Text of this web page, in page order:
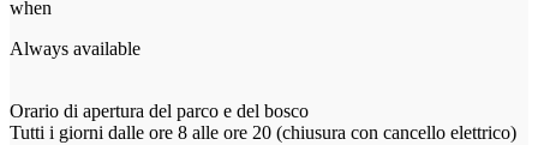
when
Always available
Orario di apertura del parco e del bosco
Tutti i giorni dalle ore 8 alle ore 20 (chiusura con cancello elettrico)